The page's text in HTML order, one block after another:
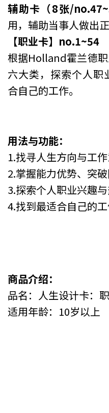
辅助卡（8张/
用，辅助当事人做出
【职业卡】no.1~54
根据Holland霍兰德
六大类，探索个人职
合自己的工作。
用法与功能：
1.找寻人生方向与工
2.掌握能力优势、突
3.探索个人职业兴趣
4.找到最适合自己的
商品介绍：
品名：人生设计卡：
适用年龄：10岁以上